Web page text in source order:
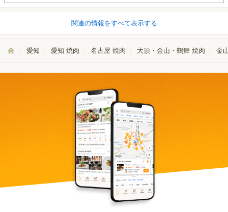
関連の情報をすべて表示する
愛知 愛知 焼肉 名古屋 焼肉 大須・金山・鶴舞 焼肉 金